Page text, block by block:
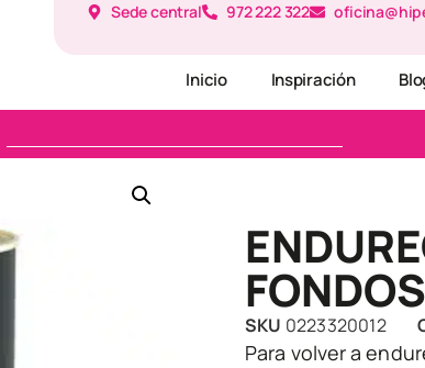
Sede central 972 222 322
Inicio Inspiración
SKU 0223320012
Para volver a